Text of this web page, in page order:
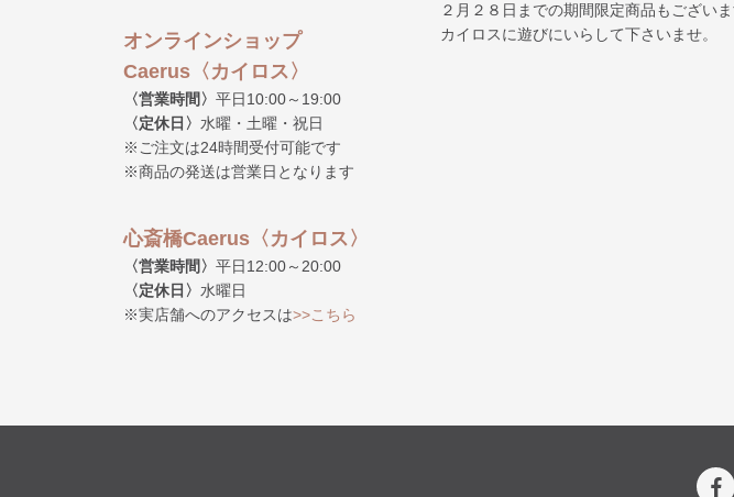
２月２８日までの期間限定商品もござい
カイロスに遊びにいらして下さいませ。
オンラインショップ
Caerus〈カイロス〉
〈営業時間〉 平日10:00～19:00
〈定休日〉 水曜・土曜・祝日
※ご注文は24時間受付可能です
※商品の発送は営業日となります
心斎橋Caerus〈カイロス〉
〈営業時間〉 平日12:00～20:00
〈定休日〉 水曜日
※実店舗へのアクセスは>>こちら